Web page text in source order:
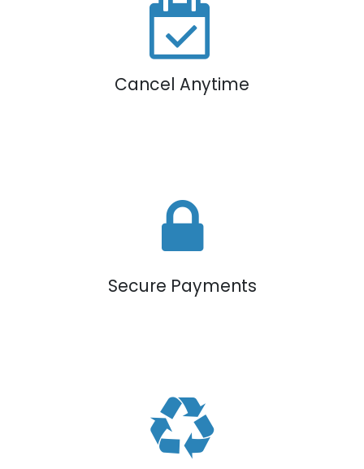
Cancel Anytime
Secure Payments